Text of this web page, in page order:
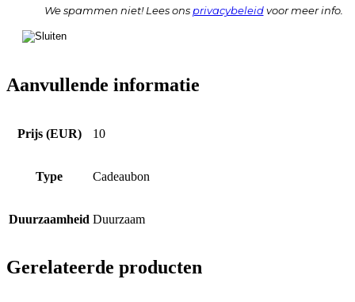
We spammen niet! Lees ons privacybeleidvoor meer info.
Aanvullende informatie
Prijs (EUR) 10
Type Cadeaubon
Duurzaamheid Duurzaam
Gerelateerde producten